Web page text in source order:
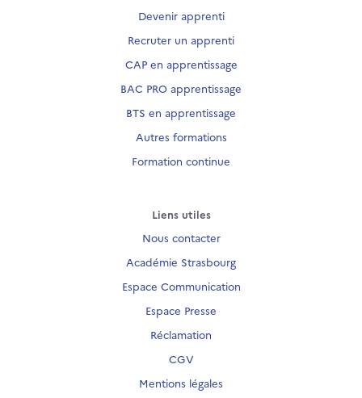
Devenir apprenti
Recruter un apprenti
CAP en apprentissage
BAC PRO apprentissage
BTS en apprentissage
Autres formations
Formation continue
Liens utiles
Nous contacter
Académie Strasbourg
Espace Communication
Espace Presse
Réclamation
CGV
Mentions légales